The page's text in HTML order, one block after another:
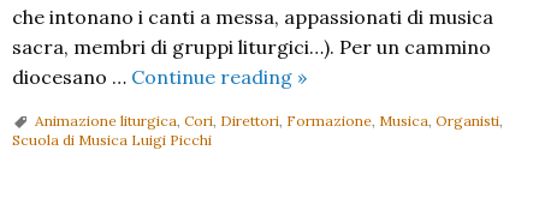
che intonano i canti a messa, appassionati di musica
sacra, membri di gruppi liturgici…). Per un cammino
diocesano … Continue reading Cori
cammino:
»
Animazione liturgica, Cori, Direttori, Formazione, Musica, Organisti,
Scuola di Musica Luigi Picchi